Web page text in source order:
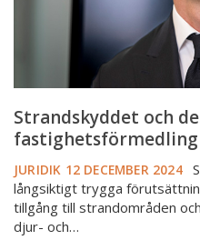
Strandskyddet och
fastighetsförmedling
JURIDIK 12 DECEMBER 2024
långsiktigt trygga
tillgång till strandområden
djur- och…